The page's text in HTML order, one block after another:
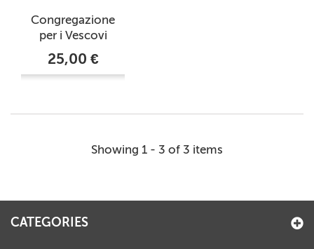
Congregazione
per i Vescovi
25,00 €
Showing 1 - 3 of 3 items
CATEGORIES